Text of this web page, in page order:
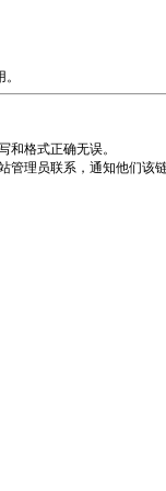
和格式正确无误。
管理员联系，通知他们该